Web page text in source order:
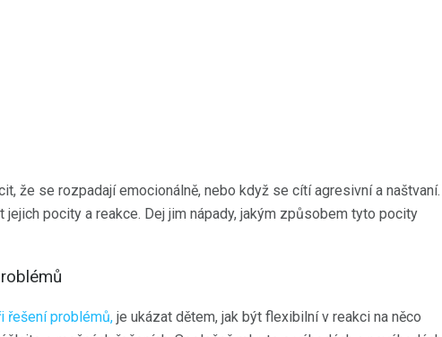
že se rozpadají emocionálně, nebo když se cítí agresivní a naštvaní.
pocity a reakce. Dej jim nápady, jakým způsobem tyto pocity
řešení problémů, je ukázat dětem, jak být flexibilní v reakci na něco